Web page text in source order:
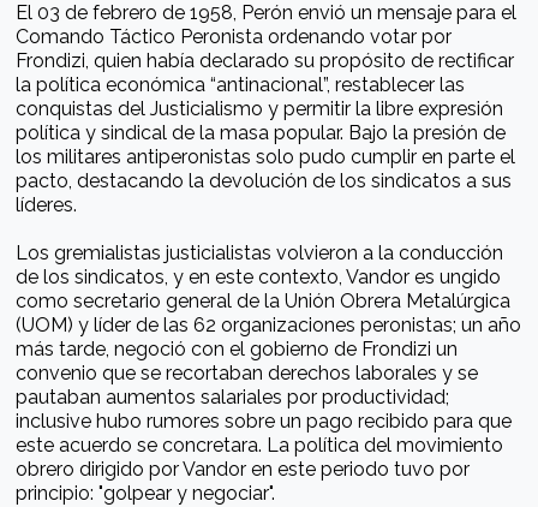
El 03 de febrero de 1958, Perón envió un mensaje para el
Comando Táctico Peronista ordenando votar por
Frondizi, quien había declarado su propósito de rectificar
la política económica “antinacional”, restablecer las
conquistas del Justicialismo y permitir la libre expresión
política y sindical de la masa popular. Bajo la presión de
los militares antiperonistas solo pudo cumplir en parte el
pacto, destacando la devolución de los sindicatos a sus
líderes.
Los gremialistas justicialistas volvieron a la conducción
de los sindicatos, y en este contexto, Vandor es ungido
como secretario general de la Unión Obrera Metalúrgica
(UOM) y líder de las 62 organizaciones peronistas; un año
más tarde, negoció con el gobierno de Frondizi un
convenio que se recortaban derechos laborales y se
pautaban aumentos salariales por productividad;
inclusive hubo rumores sobre un pago recibido para que
este acuerdo se concretara. La política del movimiento
obrero dirigido por Vandor en este periodo tuvo por
principio: "golpear y negociar".